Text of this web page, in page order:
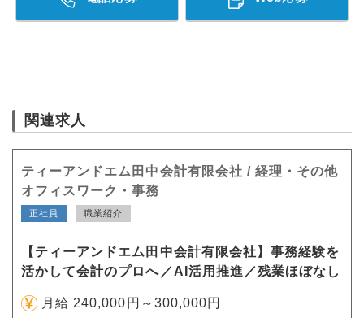
関連求人
ティーアンドエム田中会計有限会社 / 経理・その他
オフィスワーク・事務
正社員 職業紹介
【ティーアンドエム田中会計有限会社】事務経験を
活かして会計のプロへ／AI活用推進／残業ほぼなし
月給 240,000円～300,000円